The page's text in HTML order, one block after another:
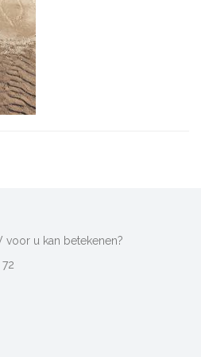
voor u kan betekenen?